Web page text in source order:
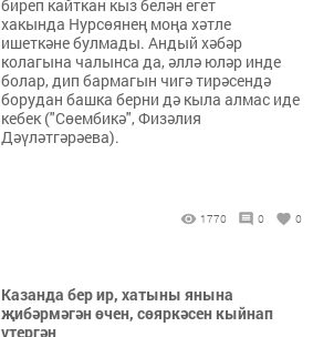
биреп кайткан кыз белән егет
хакында Нурсөянең моңа хәтле
ишеткәне булмады. Андый хәбәр
колагына чалынса да, әллә юләр инде
болар, дип бармагын чигә тирәсендә
борудан башка берни дә кыла алмас иде
кебек ("Сөембикә", Физәлия
Дәүләтгәрәева).
1770 0 0
Казанда бер ир, хатыны янына
җибәрмәгән өчен, сөяркәсен кыйнап
үтергән